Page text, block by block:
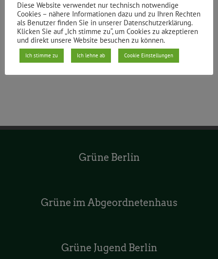
Teile den Beitrag
Facebook
X RedditLinkedInWhatsApp
TumblrPinterest
Vk
E-
Mail
Grüne Berlin
Grüne im Abgeordnetenhaus
Grüne Jugend Berlin
Diese Website verwendet nur technisch notwendige
Cookies – nähere Informationen dazu und zu Ihren Rechten
als Benutzer finden Sie in unserer Datenschutzerklärung.
Klicken Sie auf „Ich stimme zu“, um Cookies zu akzeptieren
und direkt unsere Website besuchen zu können.
Ich stimme zu Ich lehne ab Cookie Einstellungen